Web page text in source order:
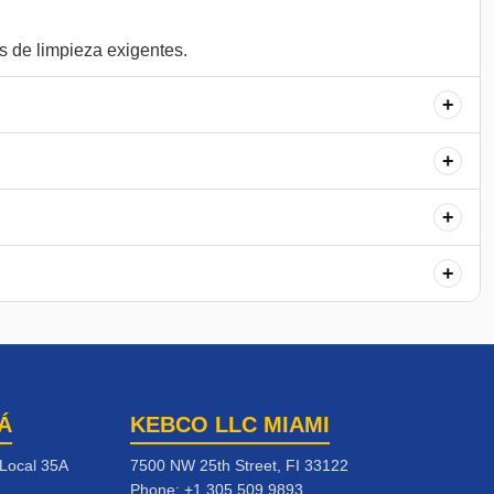
+
+
+
+
35A
KEBCO LLC MIAMI
7500 NW 25th Street, FI 33122
Phone: +1 305 509 9893